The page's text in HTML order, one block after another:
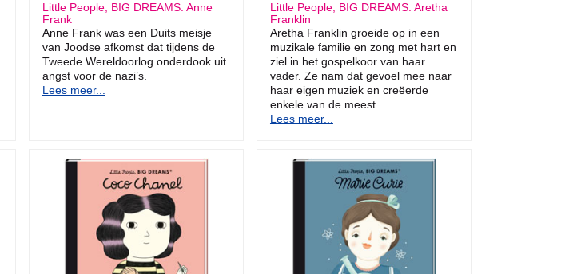
Little People, BIG DREAMS: Anne
Frank
Anne Frank was een Duits meisje
van Joodse afkomst dat tijdens de
Tweede Wereldoorlog onderdook uit
angst voor de nazi’s.
Lees meer...
Little People, BIG DREAMS: Aretha
Franklin
Aretha Franklin groeide op in een
muzikale familie en zong met hart en
ziel in het gospelkoor van haar
vader. Ze nam dat gevoel mee naar
haar eigen muziek en creëerde
enkele van de meest...
Lees meer...